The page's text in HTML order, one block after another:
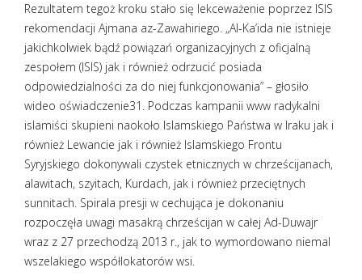
Rezultatem tegoż kroku stało się lekceważenie poprzez ISIS
rekomendacji Ajmana az-Zawahiriego. „Al-Ka’ida nie istnieje
jakichkolwiek bądź powiązań organizacyjnych z oficjalną
zespołem (ISIS) jak i również odrzucić posiada
odpowiedzialności za do niej funkcjonowania” – głosiło
wideo oświadczenie31. Podczas kampanii www radykalni
islamiści skupieni naokoło Islamskiego Państwa w Iraku jak i
również Lewancie jak i również Islamskiego Frontu
Syryjskiego dokonywali czystek etnicznych w chrześcijanach,
alawitach, szyitach, Kurdach, jak i również przeciętnych
sunnitach. Spirala presji w cechująca je dokonaniu
rozpoczęła uwagi masakrą chrześcijan w całej Ad-Duwajr
wraz z 27 przechodzą 2013 r., jak to wymordowano niemal
wszelakiego współlokatorów wsi.